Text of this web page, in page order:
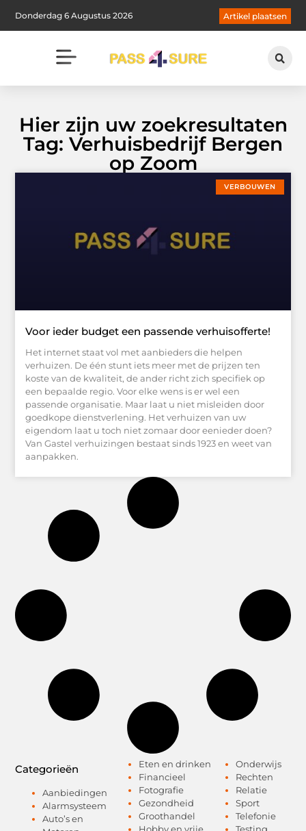
Donderdag 6 Augustus 2026 Artikel plaatsen
Hier zijn uw zoekresultaten
Tag: Verhuisbedrijf Bergen
op Zoom
VERBOUWEN
Voor ieder budget een passende verhuisofferte!
Het internet staat vol met aanbieders die helpen
verhuizen. De één stunt iets meer met de prijzen ten
koste van de kwaliteit, de ander richt zich specifiek op
een bepaalde regio. Voor elke wens is er wel een
passende organisatie. Maar laat u niet misleiden door
goedkope dienstverlening. Het verhuizen van uw
eigendom laat u toch niet zomaar door eenieder doen?
Van Gastel verhuizingen bestaat sinds 1923 en weet van
aanpakken.
Categorieën
Aanbiedingen
Alarmsysteem
Auto’s en
Eten en drinken
Financieel
Fotografie
Gezondheid
Groothandel
Hobby en vrije
Onderwijs
Rechten
Relatie
Sport
Telefonie
Testing